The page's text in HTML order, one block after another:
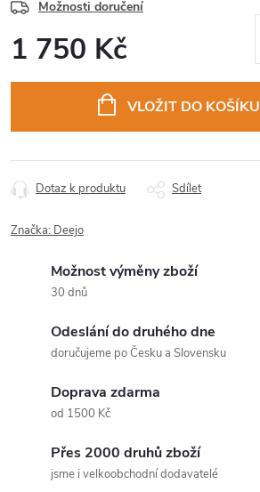
Možnosti doručení
1 750 Kč
VLOŽIT DO KOŠÍKU
Dotaz k produktu Sdílet
Značka: Deejo
Možnost výměny zboží
30 dnů
Odeslání do druhého dne
doručujeme po Česku a Slovensku
Doprava zdarma
od 1500 Kč
Přes 2000 druhů zboží
jsme i velkoobchodní dodavatelé